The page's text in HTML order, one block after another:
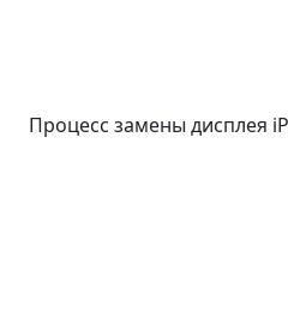
Процесс замены дисплея